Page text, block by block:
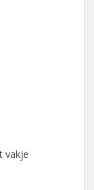
vakje